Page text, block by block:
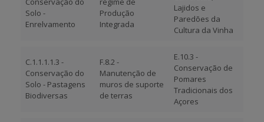
Solo -
Enrelvamento
Produção
Integrada
Lajidos e
Paredões da
Cultura da Vinha
C.1.1.1.1.3 -
Conservação do
Solo - Pastagens
Biodiversas
F.8.2 -
Manutenção de
muros de suporte
de terras
E.10.3 -
Conservação de
Pomares
Tradicionais dos
Açores